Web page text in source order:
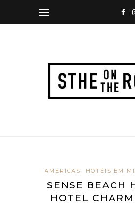
AMÉRICAS HOTÉIS EM
SENSE BEACH
HOTEL